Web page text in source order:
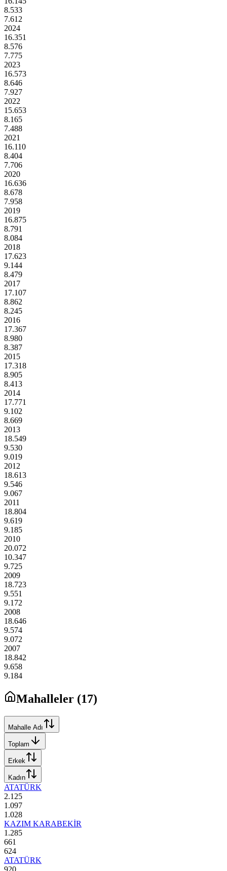
8.533
7.612
2024
16.351
8.576
7.775
2023
16.573
8.646
7.927
2022
15.653
8.165
7.488
2021
16.110
8.404
7.706
2020
16.636
8.678
7.958
2019
16.875
8.791
8.084
2018
17.623
9.144
8.479
2017
17.107
8.862
8.245
2016
17.367
8.980
8.387
2015
17.318
8.905
8.413
2014
17.771
9.102
8.669
2013
18.549
9.530
9.019
2012
18.613
9.546
9.067
2011
18.804
9.619
9.185
2010
20.072
10.347
9.725
2009
18.723
9.551
9.172
2008
18.646
9.574
9.072
2007
18.842
9.658
9.184
Mahalleler (17)
Mahalle Adı
Toplam
Erkek
Kadın
ATATÜRK
2.125
1.097
1.028
KAZIM KARABEKİR
1.285
661
624
ATATÜRK
920